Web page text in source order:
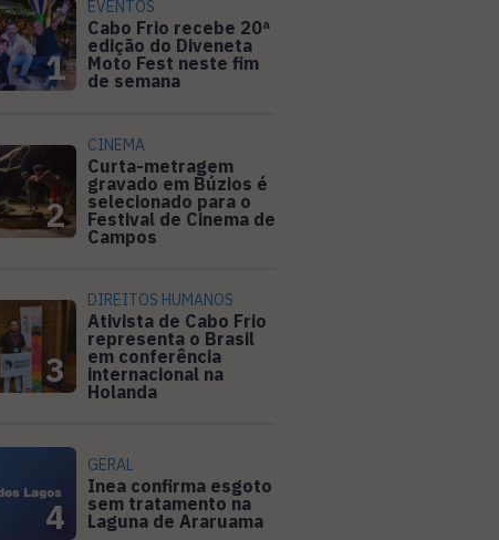
1
EVENTOS
Cabo Frio recebe 20ª
edição do Diveneta
Moto Fest neste fim
de semana
2
CINEMA
Curta-metragem
gravado em Búzios é
selecionado para o
Festival de Cinema de
Campos
3
DIREITOS HUMANOS
Ativista de Cabo Frio
representa o Brasil
em conferência
internacional na
Holanda
4
GERAL
Inea confirma esgoto
sem tratamento na
Laguna de Araruama